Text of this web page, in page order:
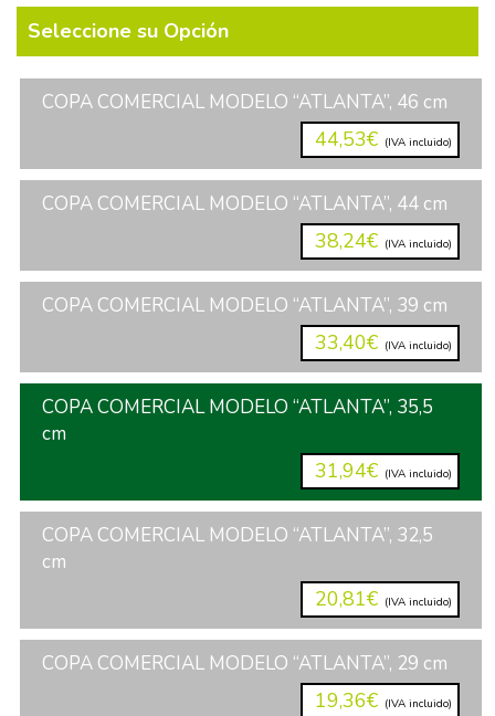
Seleccione su Opción
COPA COMERCIAL MODELO “ATLANTA”, 46 cm
44,53€ (IVA incluido)
COPA COMERCIAL MODELO “ATLANTA”, 44 cm
38,24€ (IVA incluido)
COPA COMERCIAL MODELO “ATLANTA”, 39 cm
33,40€ (IVA incluido)
COPA COMERCIAL MODELO “ATLANTA”, 35,5
cm
31,94€ (IVA incluido)
COPA COMERCIAL MODELO “ATLANTA”, 32,5
cm
20,81€ (IVA incluido)
COPA COMERCIAL MODELO “ATLANTA”, 29 cm
19,36€ (IVA incluido)